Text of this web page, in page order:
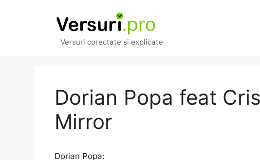
Versuri corectate și explicate
Dorian Popa feat
Mirror
Dorian Popa: